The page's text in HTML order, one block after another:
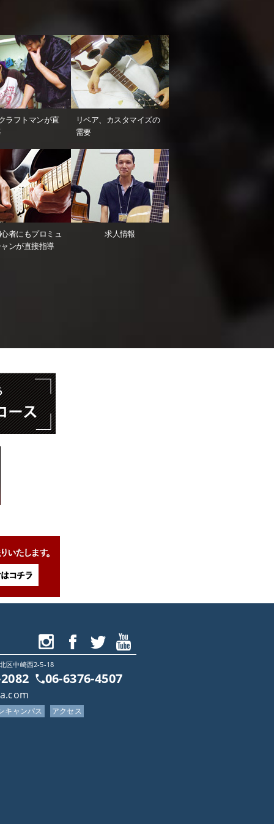
に就いてからも使えること
・パーツは、無制限で支給
ラフトマンが直
リペア、カスタマイズの
需要
者にもプロミュ
ンが直接指導
求人情報
区中崎西2-5-18
06-6376-4507
キャンパス アクセス